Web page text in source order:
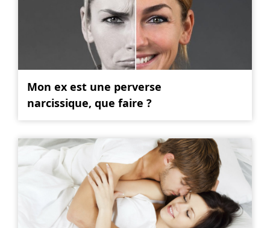
Mon ex est une perverse
narcissique, que faire ?